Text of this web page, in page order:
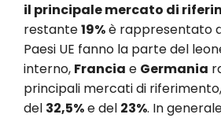
il principale mercato di
restante19%è rappresentato
Paesi UE fanno la parte del
interno, Francia e Germania
principali mercati di
del 32,5%e del 23%. In